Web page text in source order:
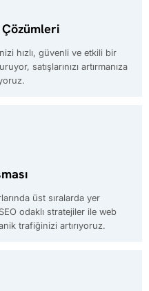
hızlı, güvenli ve etkili bir
satışlarınızı artırmanıza
üst sıralarda yer
odaklı stratejiler ile web
trafiğinizi artırıyoruz.